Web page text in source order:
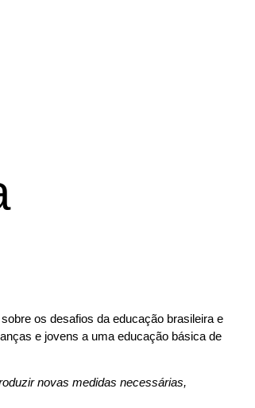
sobre os desafios da educação brasileira e
e jovens a uma educação básica de
novas medidas necessárias,